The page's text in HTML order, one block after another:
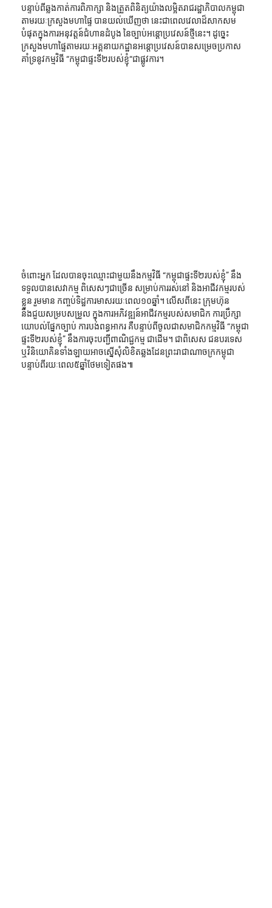
បន្ទាប់ពីឆ្លងកាត់ការពិភាក្សា និងត្រួតពិនិត្យយ៉ាងលម្អិតរាជរដ្ឋាភិបាលកម្ពុជា
តាមរយៈក្រសួងមហាផ្ទៃ បានយល់ឃើញថា នេះជាពេលវេលាដ៏សាកសម
បំផុតក្នុងការអនុវត្តន៍ជំហានដំបូង នៃច្បាប់អន្តោប្រវេសន៍ថ្មីនេះ។ ដូច្នេះ
ក្រសួងមហាផ្ទៃតាមរយៈអគ្គនាយកដ្ឋានអន្តោប្រវេសន៍បានសម្រេចប្រកាស
គាំទ្រនូវកម្មវិធី “កម្ពុជាផ្ទះទី២របស់ខ្ញុំ“ជាផ្លូវការ។
ចំពោះអ្នក ដែលបានចុះឈ្មោះជាមួយនឹងកម្មវិធី “កម្ពុជាផ្ទះទី២របស់ខ្ញុំ” នឹង
ទទួលបានសេវាកម្ម ពិសេសៗជាច្រើន សម្រាប់ការរស់នៅ និងអាជីវកម្មរបស់
ខ្លួន រួមមាន កញ្ចប់ទិដ្ឋការមាសរយៈពេល១០ឆ្នាំ។ លើសពីនេះ ក្រុមហ៊ុន
នឹងជួយសម្របសម្រួល ក្នុងការអភិវឌ្ឍន៍អាជីវកម្មរបស់សមាជិក ការប្រឹក្សា
យោបល់ផ្នែកច្បាប់ ការបង់ពន្ធអាករ គឺបន្ទាប់ពីចូលជាសមាជិកកម្មវិធី “កម្ពុជា
ផ្ទះទី២របស់ខ្ញុំ” នឹងការចុះបញ្ជីពាណិជ្ជកម្ម ជាដើម។ ជាពិសេស ជនបរទេស
ឬវិនិយោគិនទាំងឡាយអាចស្នើសុំលិខិតឆ្លងដែនព្រះរាជាណាចក្រកម្ពុជា
បន្ទាប់ពីរយៈពេល៥ឆ្នាំថែមទៀតផង៕